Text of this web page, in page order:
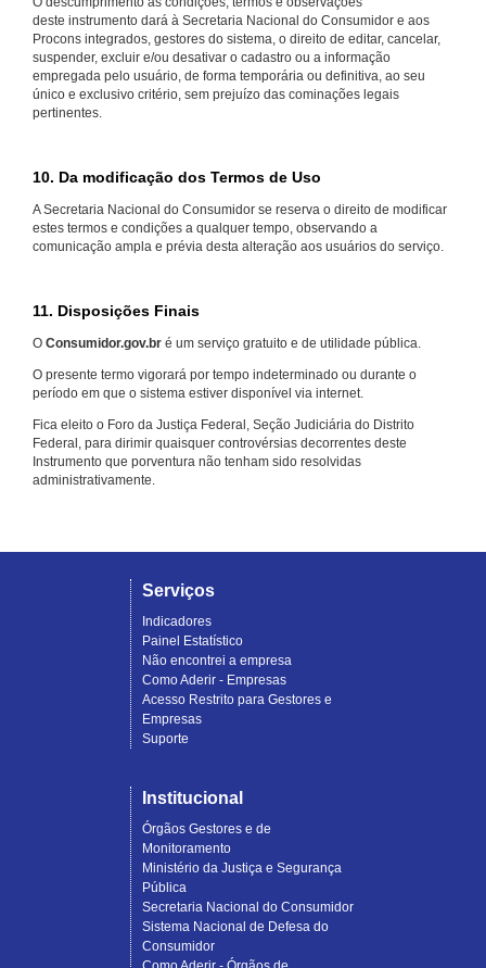
deste instrumento dará à Secretaria Nacional do Consumidor e aos
Procons integrados, gestores do sistema, o direito de editar, cancelar,
suspender, excluir e/ou desativar o cadastro ou a informação
empregada pelo usuário, de forma temporária ou definitiva, ao seu
único e exclusivo critério, sem prejuízo das cominações legais
pertinentes.
10. Da modificação dos Termos de Uso
A Secretaria Nacional do Consumidor se reserva o direito de modificar
estes termos e condições a qualquer tempo, observando a
comunicação ampla e prévia desta alteração aos usuários do serviço.
11. Disposições Finais
O Consumidor.gov.br é um serviço gratuito e de utilidade pública.
O presente termo vigorará por tempo indeterminado ou durante o
período em que o sistema estiver disponível via internet.
Fica eleito o Foro da Justiça Federal, Seção Judiciária do Distrito
Federal, para dirimir quaisquer controvérsias decorrentes deste
Instrumento que porventura não tenham sido resolvidas
administrativamente.
Serviços
Indicadores
Painel Estatístico
Não encontrei a empresa
Como Aderir - Empresas
Acesso Restrito para Gestores e
Empresas
Suporte
Institucional
Órgãos Gestores e de
Monitoramento
Ministério da Justiça e Segurança
Pública
Secretaria Nacional do Consumidor
Sistema Nacional de Defesa do
Consumidor